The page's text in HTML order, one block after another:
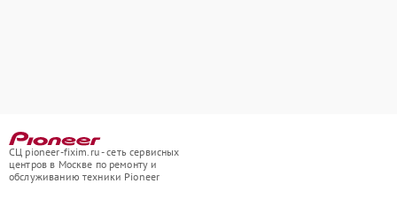
СЦ pioneer-fixim.ru - сеть сервисных
центров в Москве по ремонту и
обслуживанию техники Pioneer